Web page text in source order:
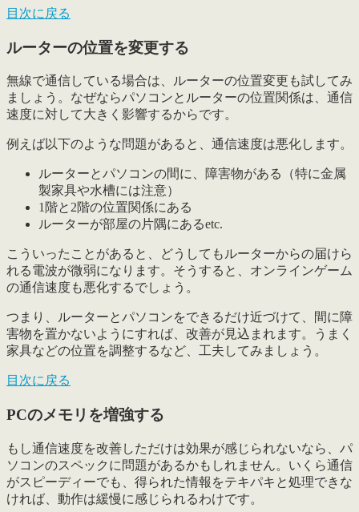
目次に戻る
ルーターの位置を変更する
無線で通信している場合は、 ルーターの位置変更も試してみ
ましょう 。なぜならパソコンとルーターの位置関係は、通信
速度に対して大きく影響するからです。
例えば以下のような問題があると、通信速度は悪化します。
ルーターとパソコンの間に、障害物がある（特に金属
製家具や水槽には注意）
1階と2階の位置関係にある
ルーターが部屋の片隅にあるetc.
こういったことがあると、どうしてもルーターからの届けら
れる電波が微弱になります。そうすると、オンラインゲーム
の通信速度も悪化するでしょう。
つまり、ルーターとパソコンをできるだけ近づけて、間に障
害物を置かないようにすれば、改善が見込まれます。うまく
家具などの位置を調整するなど、工夫してみましょう。
目次に戻る
PCのメモリを増強する
もし通信速度を改善しただけは効果が感じられないなら、パ
ソコンのスペックに問題があるかもしれません。いくら通信
がスピーディーでも、得られた情報をテキパキと処理できな
ければ、動作は緩慢に感じられるわけです。